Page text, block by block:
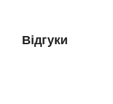
Відгуки